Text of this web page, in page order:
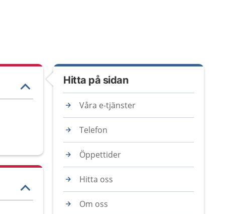
Hitta på sidan
Våra e-tjänster
Telefon
Öppettider
Hitta oss
Om oss